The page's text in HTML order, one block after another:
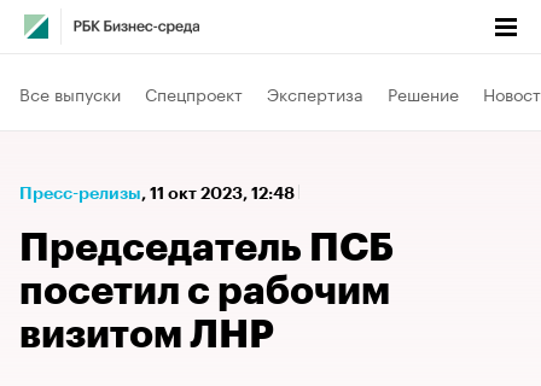
Все выпуски Спецпроект Экспертиза Решение
Пресс-релизы⁠, 11 окт 2023, 12:48
Председатель ПСБ
посетил с рабочим
визитом ЛНР